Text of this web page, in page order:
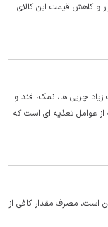
و کاهش قیمت این کالای
چربی ها، نمک، قند و
عوامل تغذیه ای است که
است، مصرف مقدار کافی از